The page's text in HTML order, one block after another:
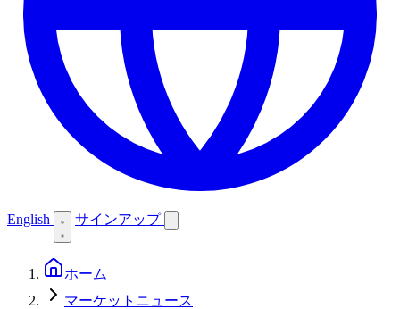
English サインアップ
ホーム
マーケットニュース